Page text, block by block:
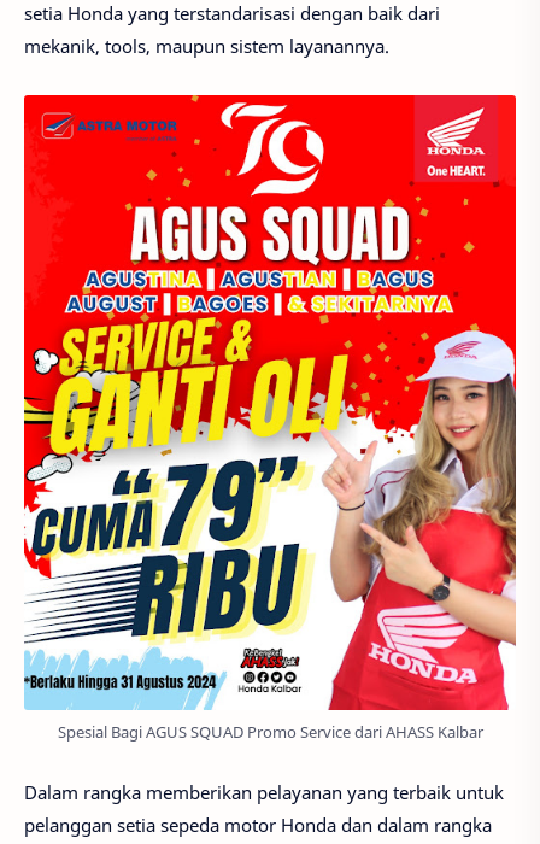
setia Honda yang terstandarisasi dengan baik dari
mekanik, tools, maupun sistem layanannya.
Spesial Bagi AGUS SQUAD Promo Service dari AHASS Kalbar
Dalam rangka memberikan pelayanan yang terbaik untuk
pelanggan setia sepeda motor Honda dan dalam rangka